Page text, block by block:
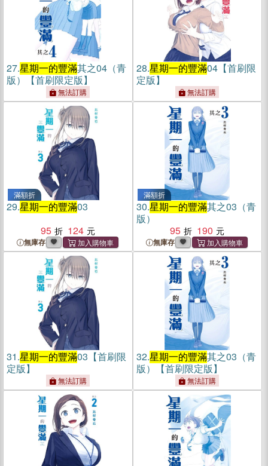
27.星期一的豐滿其之04（青
版）【首刷限定版】
無法訂購
28.星期一的豐滿04【首刷限
定版】
無法訂購
滿額折
29.星期一的豐滿03
95
124
無庫存
滿額折
30.星期一的豐滿其之03（青
版）
95
190
無庫存
31.星期一的豐滿03【首刷限
定版】
無法訂購
32.星期一的豐滿其之03（青
版）【首刷限定版】
無法訂購